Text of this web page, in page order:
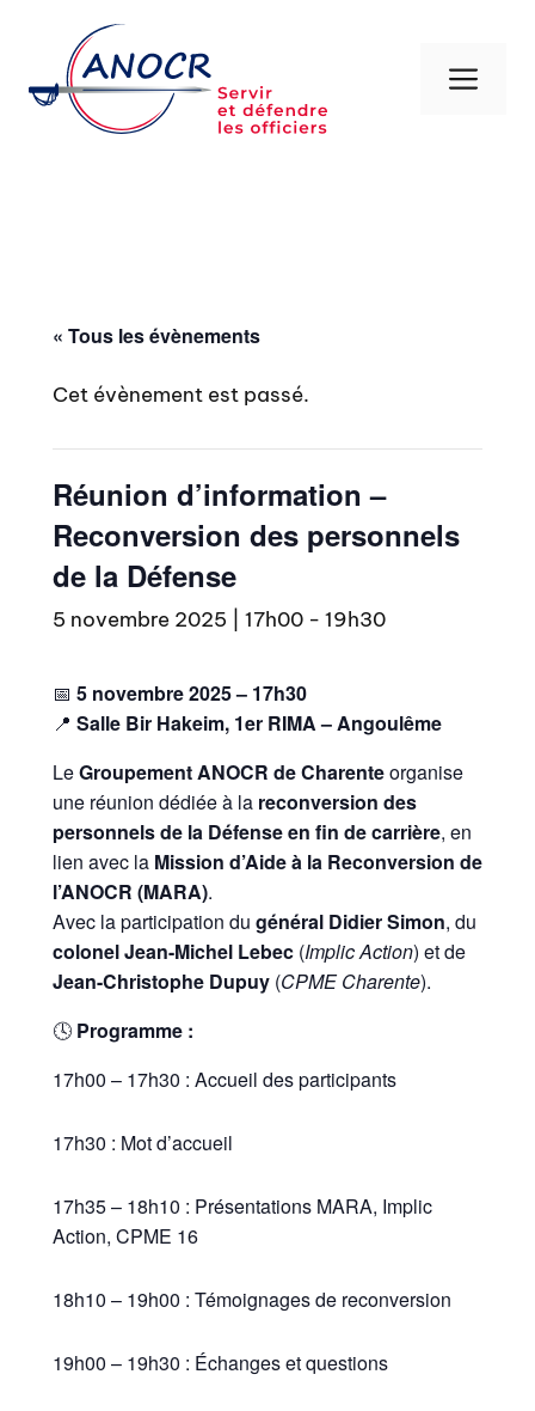
contenu
« Tous les évènements
Cet évènement est passé.
Réunion d’information –
Reconversion des personnels
de la Défense
5 novembre 2025 | 17h00 - 19h30
📅 5 novembre 2025 – 17h30
📍 Salle Bir Hakeim, 1er RIMA – Angoulême
LeGroupement ANOCR de Charenteorganise
une réunion dédiée à la reconversion des
personnels de la Défense en fin de carrière, en
lien avec la Mission d’Aide à la Reconversion de
l’ANOCR (MARA).
Avec la participation du général Didier Simon, du
colonel Jean-Michel Lebec (Implic Action) et de
Jean-Christophe Dupuy (CPME Charente).
🕓 Programme :
17h00 – 17h30 : Accueil des participants
17h30 : Mot d’accueil
17h35 – 18h10 : Présentations MARA, Implic
Action, CPME 16
18h10 – 19h00 : Témoignages de reconversion
19h00 – 19h30 : Échanges et questions